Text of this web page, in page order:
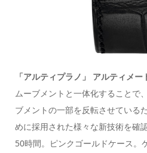
「アルティプラノ」 アルティメ
ムーブメントと一体化することで
ブメントの一部を反転させている
めに採用された様々な新技術を確
50時間。ピンクゴールドケース。